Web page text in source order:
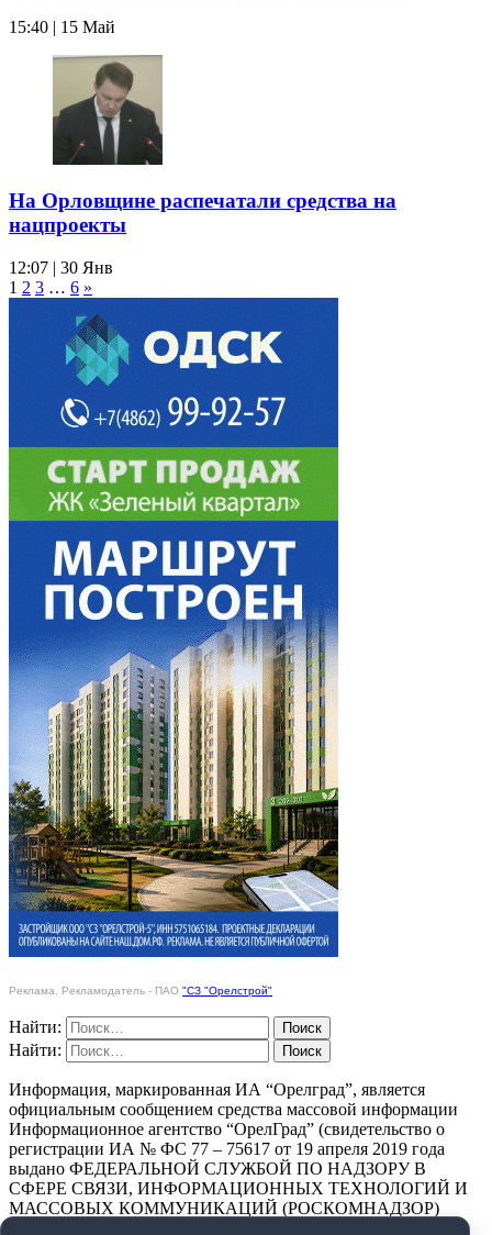
15:40 | 15 Май
На Орловщине распечатали средства на
нацпроекты
12:07 | 30 Янв
1 2 3 … 6 »
Реклама. Рекламодатель - ПАО "СЗ "Орелстрой"
Найти:
Найти:
Информация, маркированная ИА “Орелград”, является
официальным сообщением средства массовой информации
Информационное агентство “ОрелГрад” (свидетельство о
регистрации ИА № ФС 77 – 75617 от 19 апреля 2019 года
выдано ФЕДЕРАЛЬНОЙ СЛУЖБОЙ ПО НАДЗОРУ В
СФЕРЕ СВЯЗИ, ИНФОРМАЦИОННЫХ ТЕХНОЛОГИЙ И
МАССОВЫХ КОММУНИКАЦИЙ (РОСКОМНАДЗОР)